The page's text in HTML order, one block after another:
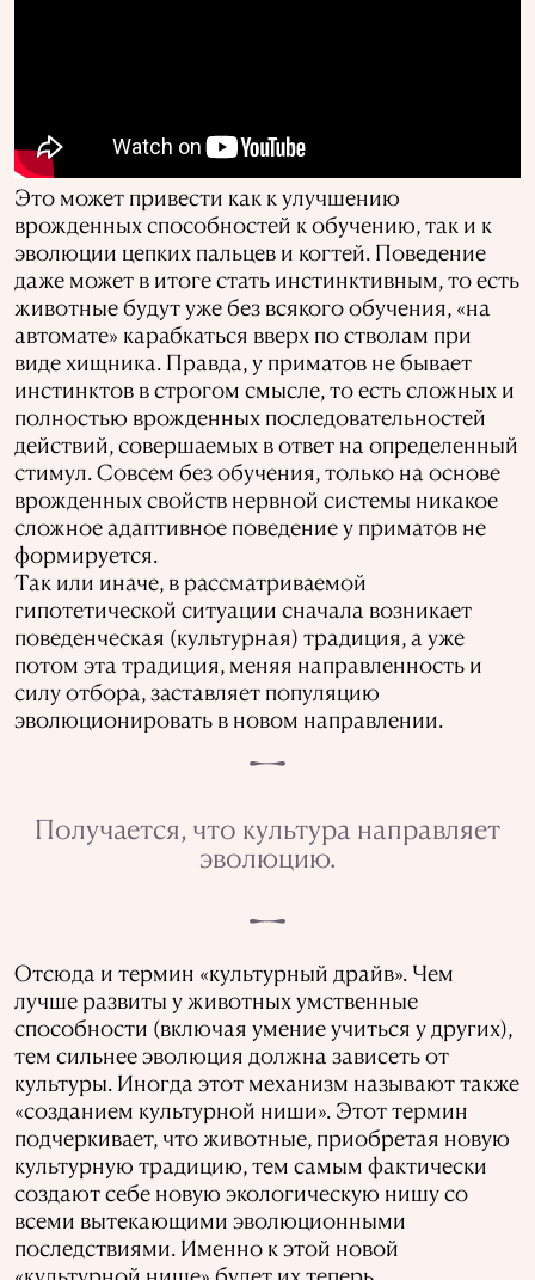
Это может привести как к улучшению
врожденных способностей к обучению, так и к
эволюции цепких пальцев и когтей. Поведение
даже может в итоге стать инстинктивным, то есть
животные будут уже без всякого обучения, «на
автомате» карабкаться вверх по стволам при
виде хищника. Правда, у приматов не бывает
инстинктов в строгом смысле, то есть сложных и
полностью врожденных последовательностей
действий, совершаемых в ответ на определенный
стимул. Совсем без обучения, только на основе
врожденных свойств нервной системы никакое
сложное адаптивное поведение у приматов не
формируется.
Так или иначе, в рассматриваемой
гипотетической ситуации сначала возникает
поведенческая (культурная) традиция, а уже
потом эта традиция, меняя направленность и
силу отбора, заставляет популяцию
эволюционировать в новом направлении.
Получается, что культура направляет
эволюцию.
Отсюда и термин «культурный драйв». Чем
лучше развиты у животных умственные
способности (включая умение учиться у других),
тем сильнее эволюция должна зависеть от
культуры. Иногда этот механизм называют также
«созданием культурной ниши». Этот термин
подчеркивает, что животные, приобретая новую
культурную традицию, тем самым фактически
создают себе новую экологическую нишу со
всеми вытекающими эволюционными
последствиями. Именно к этой новой
«культурной нише» будет их теперь